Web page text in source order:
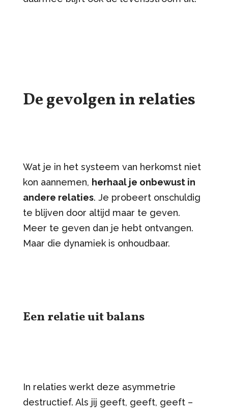
De gevolgen in relaties
Wat je in het systeem van herkomst niet
kon aannemen, herhaal je onbewust in
andere relaties. Je probeert onschuldig
te blijven door altijd maar te geven.
Meer te geven dan je hebt ontvangen.
Maar die dynamiek is onhoudbaar.
Een relatie uit balans
In relaties werkt deze asymmetrie
destructief. Als jij geeft, geeft, geeft –